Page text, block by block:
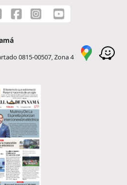
0815-00507, Zona 4